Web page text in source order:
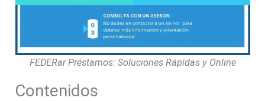
FEDERar Préstamos: Soluciones Rápidas y Online
Contenidos